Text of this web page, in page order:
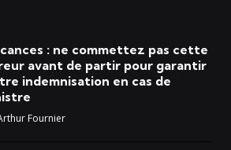
: ne commettez pas cette
avant de partir pour garantir
indemnisation en cas de
Fournier